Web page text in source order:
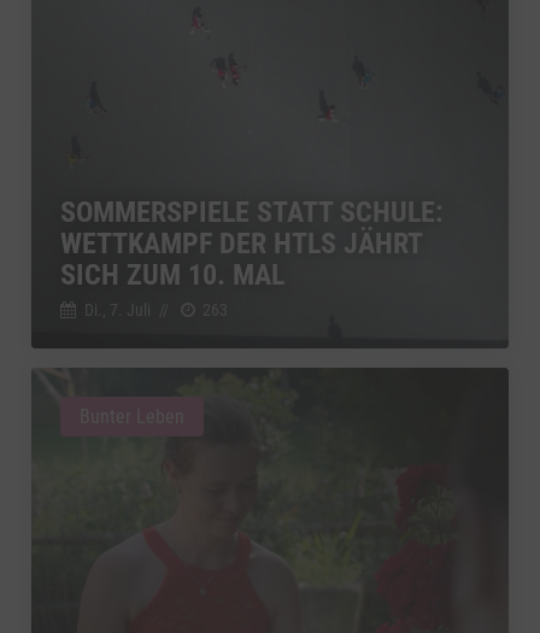
SOMMERSPIELE STATT SCHULE:
WETTKAMPF DER HTLS JÄHRT
SICH ZUM 10. MAL
Di., 7. Juli